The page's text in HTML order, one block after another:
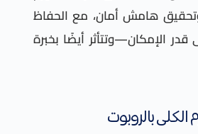
هامش أمان، مع الحفاظ
الإمكان—وتتأثر أيضًا بخبرة
بالروبوت